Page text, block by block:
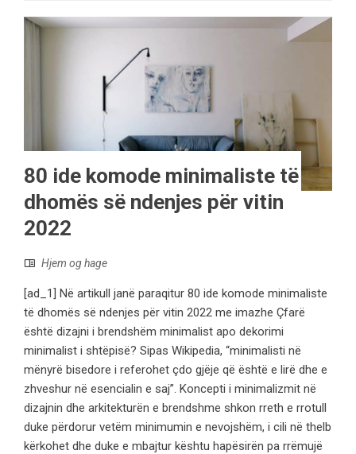
80 ide komode minimaliste të
dhomës së ndenjes për vitin
2022
Hjem og hage
[ad_1] Në artikull janë paraqitur 80 ide komode minimaliste
të dhomës së ndenjes për vitin 2022 me imazhe Çfarë
është dizajni i brendshëm minimalist apo dekorimi
minimalist i shtëpisë? Sipas Wikipedia, “minimalisti në
mënyrë bisedore i referohet çdo gjëje që është e lirë dhe e
zhveshur në esencialin e saj”. Koncepti i minimalizmit në
dizajnin dhe arkitekturën e brendshme shkon rreth e rrotull
duke përdorur vetëm minimumin e nevojshëm, i cili në thelb
kërkohet dhe duke e mbajtur kështu hapësirën pa rrëmujë